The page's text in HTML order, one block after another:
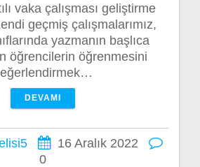
vaka çalışması geliştirme
geçmiş çalışmalarımız,
yazmanın başlıca
öğrencilerin öğrenmesini
DEVAMI
16 Aralık 2022
0